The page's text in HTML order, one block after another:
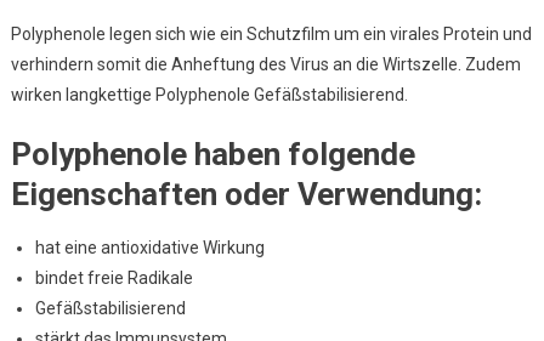
Polyphenole legen sich wie ein Schutzfilm um ein virales Protein und
verhindern somit die Anheftung des Virus an die Wirtszelle. Zudem
wirken langkettige Polyphenole Gefäßstabilisierend.
Polyphenole haben folgende
Eigenschaften oder Verwendung:
hat eine antioxidative Wirkung
bindet freie Radikale
Gefäßstabilisierend